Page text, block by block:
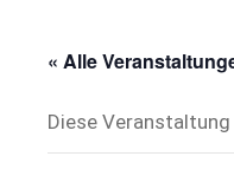
« Alle
Diese